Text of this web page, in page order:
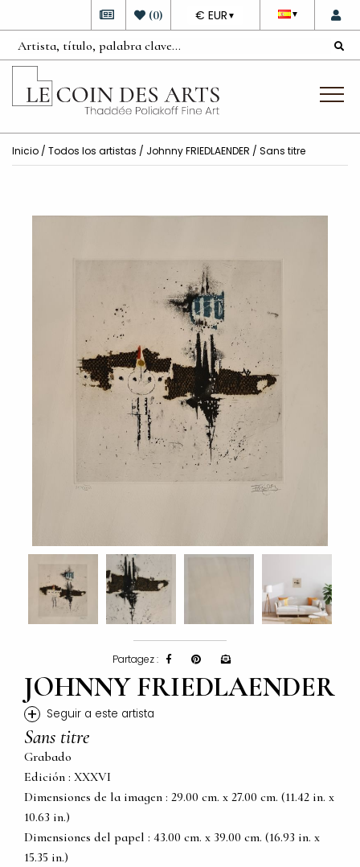
▼
DEVISE
€ EUR ▼
(0)
Inicio / Todos los artistas / Johnny FRIEDLAENDER / Sans titre
Partagez :
JOHNNY FRIEDLAENDER
+ Seguir a este artista
Sans titre
Grabado
Edición : XXXVI
Dimensiones de la imagen : 29.00 cm. x 27.00 cm. (11.42 in. x
10.63 in.)
Dimensiones del papel : 43.00 cm. x 39.00 cm. (16.93 in. x
15.35 in.)